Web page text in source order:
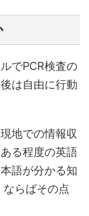
でPCR検査の
は自由に行動
地での情報収
る程度の英語
語が分かる知
らばその点